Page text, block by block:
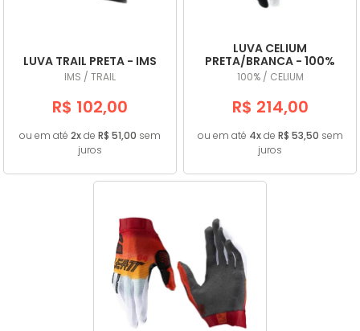
LUVA TRAIL PRETA - IMS
IMS / TRAIL
R$ 102,00
ou em até 2xde R$ 51,00 sem
juros
LUVA CELIUM
PRETA/BRANCA - 100%
100% / CELIUM
R$ 214,00
ou em até 4xde R$ 53,50 sem
juros